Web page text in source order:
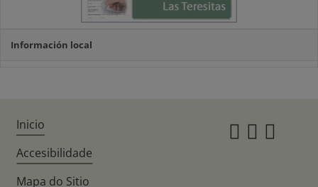
Información local
Inicio
Accesibilidade
Mapa do Sitio